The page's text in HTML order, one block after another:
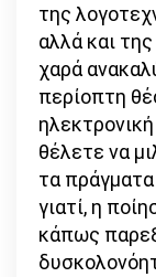
της
αλλά και
χαρά
περίοπτη
θέλετε να
τα πράγματα
γιατί, η
κάπως